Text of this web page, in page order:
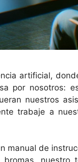
artificial,
por nosotros:
nuestros
trabaje a
manual de